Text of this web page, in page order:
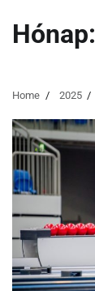
Hónap:
Home 2025